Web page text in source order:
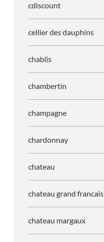
cdiscount
cellier des dauphins
chablis
chambertin
champagne
chardonnay
chateau
chateau grand francais
chateau margaux